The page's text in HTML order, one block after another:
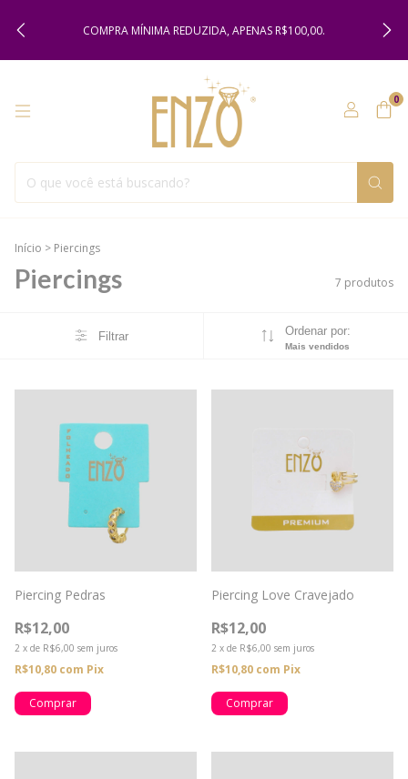
COMPRA MÍNIMA REDUZIDA, APENAS R$100,00.
0
Início > Piercings
Piercings 7 produtos
Filtrar Ordenar por:
Mais vendidos
Piercing Pedras
R$12,00
2 x de R$6,00 sem juros
R$10,80 com Pix
Piercing Love Cravejado
R$12,00
2 x de R$6,00 sem juros
R$10,80 com Pix